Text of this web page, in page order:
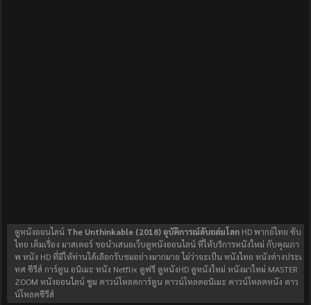
ดูหนังออนไลน์ The Unthinkable (2018) อุบัติการณ์ลับถล่มโลก HD พากย์ไทย ซับ
ไทย เต็มเรื่อง มาสเตอร์ ขอนำเสนอเว็บดูหนังออนไลน์ ที่ให้บริการหนังใหม่ กับคุณภา
พ หนัง HD ที่มีให้ท่านได้เลือกรับชมอย่างมากมาย ไม่ว่าจะเป็น หนังไทย หนังต่างประเ
ทศ ซีรีส์ การ์ตูน อนิเมะ หนัง Netflix ดูฟรี ดูหนังHD ดูหนังใหม่ หนังมาใหม่ MASTER
ZOOM หนังออนไลน์ ซูม ดาวน์โหลดการ์ตูน ดาวน์โหลดอนิเมะ ดาวน์โหลดหนัง ดาว
น์โหลดซีรีส์